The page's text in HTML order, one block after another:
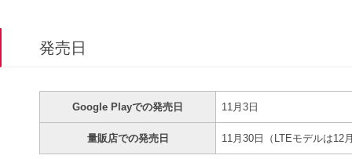
発売日
Google Playでの発売日 11月3日
量販店での発売日 11月30日（LTEモデルは12